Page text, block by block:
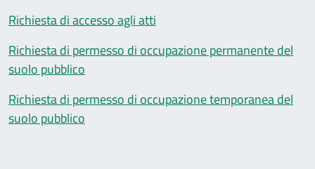
Richiesta di accesso agli atti
Richiesta di permesso di occupazione permanente del
suolo pubblico
Richiesta di permesso di occupazione temporanea del
suolo pubblico